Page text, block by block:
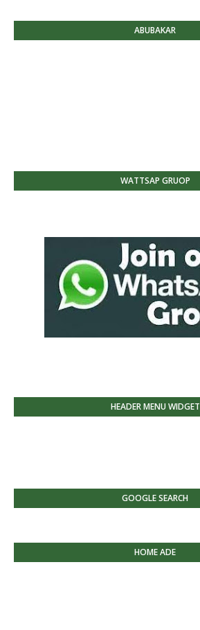
ABUBAKAR
WATTSAP GRUOP
HEADER MENU WIDGET
GOOGLE SEARCH
HOME ADE